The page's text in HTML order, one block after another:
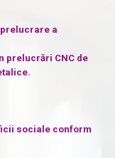
a
prelucrări CNC de
sociale conform